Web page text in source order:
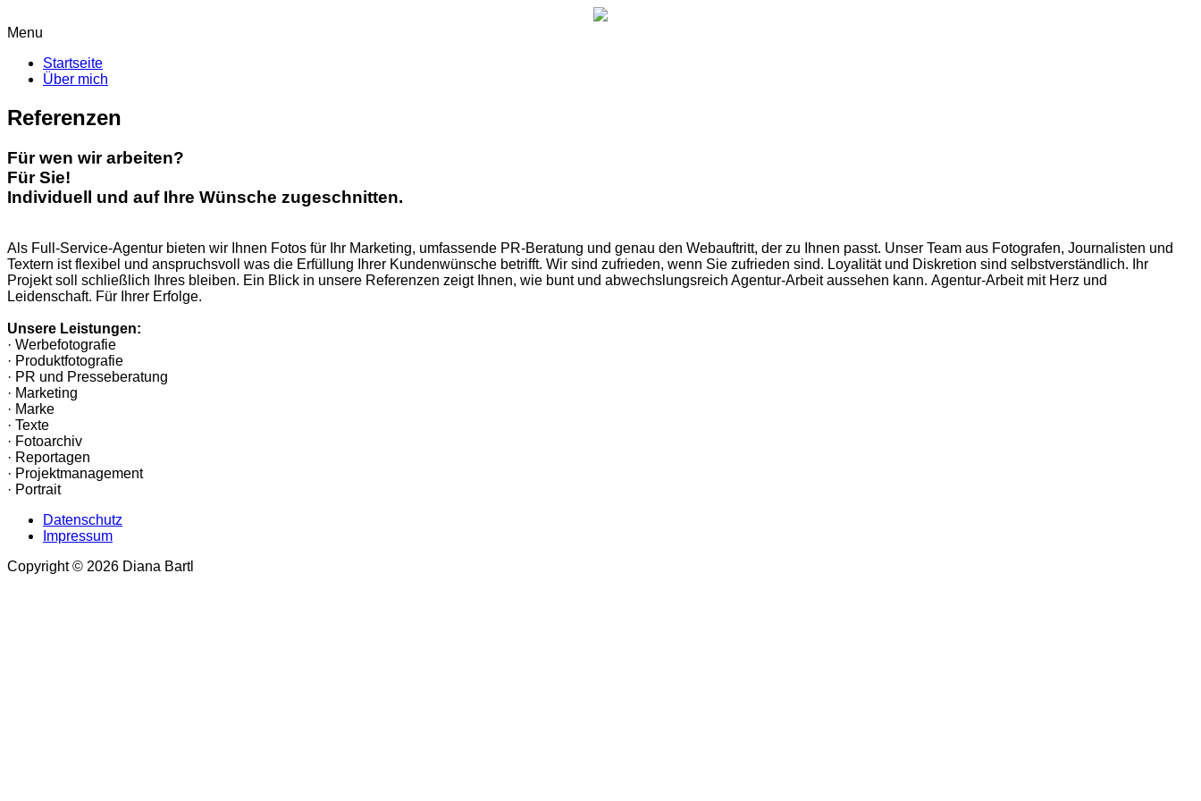
Menu
Startseite
Über mich
Referenzen
Für wen wir arbeiten?
Für Sie!
Individuell und auf Ihre Wünsche zugeschnitten.
Als Full-Service-Agentur bieten wir Ihnen Fotos für Ihr Marketing, umfassende PR-Beratung und genau den Webauftritt, der zu Ihnen passt. Unser Team aus Fotografen, Journalisten und
Textern ist flexibel und anspruchsvoll was die Erfüllung Ihrer Kundenwünsche betrifft. Wir sind zufrieden, wenn Sie zufrieden sind. Loyalität und Diskretion sind selbstverständlich. Ihr
Projekt soll schließlich Ihres bleiben. Ein Blick in unsere Referenzen zeigt Ihnen, wie bunt und abwechslungsreich Agentur-Arbeit aussehen kann. Agentur-Arbeit mit Herz und
Leidenschaft. Für Ihrer Erfolge.
Unsere Leistungen:
· Werbefotografie
· Produktfotografie
· PR und Presseberatung
· Marketing
· Marke
· Texte
· Fotoarchiv
· Reportagen
· Projektmanagement
· Portrait
Datenschutz
Impressum
Copyright © 2026 Diana Bartl